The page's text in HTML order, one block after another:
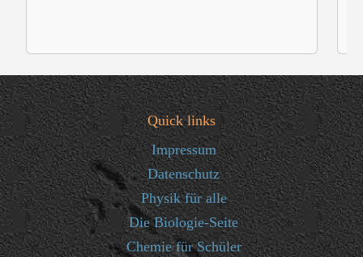
Quick links
Impressum
Datenschutz
Physik für alle
Die Biologie-Seite
Chemie für Schüler